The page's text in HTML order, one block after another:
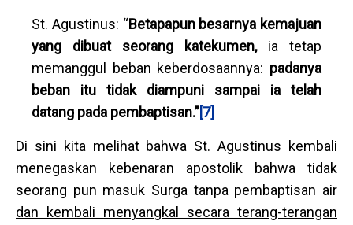
St. Agustinus: “Betapapun besarnya kemajuan
yang dibuat seorang katekumen, ia tetap
memanggul beban keberdosaannya: padanya
beban itu tidak diampuni sampai ia telah
datang pada pembaptisan.”[7]
Di sini kita melihat bahwa St. Agustinus kembali
menegaskan kebenaran apostolik bahwa tidak
seorang pun masuk Surga tanpa pembaptisan air
dan kembali menyangkal secara terang-terangan